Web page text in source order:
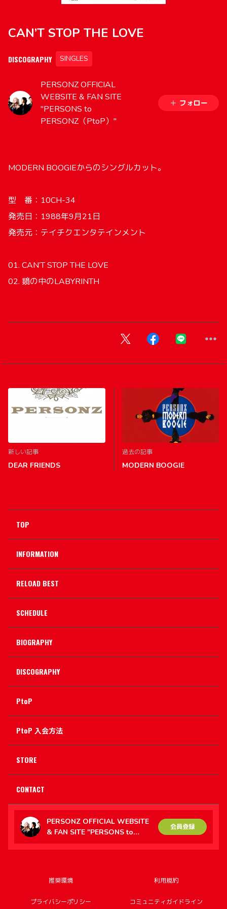
CAN’T STOP THE LOVE
DISCOGRAPHY SINGLES
PERSONZ OFFICIAL
WEBSITE & FAN SITE
"PERSONS to
PERSONZ（PtoP）"
フォロー
MODERN BOOGIEからのシングルカット。
型 番：10CH-34
発売日：1988年9月21日
発売元：テイチクエンタテインメント
01. CAN’T STOP THE LOVE
02. 鏡の中のLABYRINTH
新しい記事
DEAR FRIENDS
過去の記事
MODERN BOOGIE
TOP
INFORMATION
RELOAD BEST
SCHEDULE
BIOGRAPHY
DISCOGRAPHY
PtoP
PtoP 入会方法
STORE
CONTACT
PERSONZ OFFICIAL WEBSITE
& FAN SITE "PERSONS to
PERSONZ（PtoP）"
会員登録
推奨環境 利用規約
プライバシーポリシー コミュニティガイドライン